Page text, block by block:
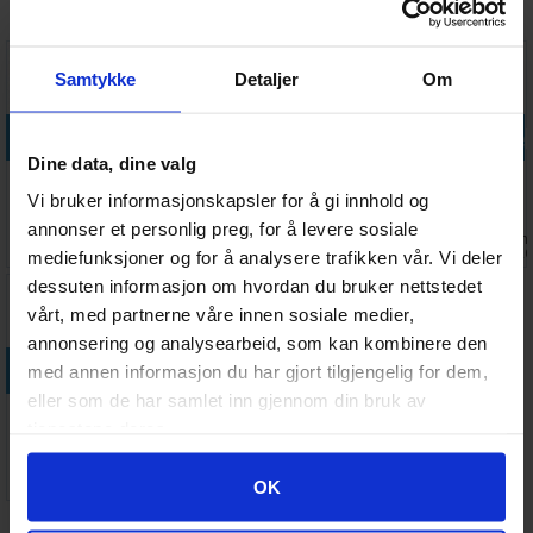
Samtykke Detaljer Om
Dine data, dine valg
Vi bruker informasjonskapsler for å gi innhold og
annonser et personlig preg, for å levere sosiale
mediefunksjoner og for å analysere trafikken vår. Vi deler
dessuten informasjon om hvordan du bruker nettstedet
vårt, med partnerne våre innen sosiale medier,
annonsering og analysearbeid, som kan kombinere den
med annen informasjon du har gjort tilgjengelig for dem,
eller som de har samlet inn gjennom din bruk av
Googles retningslinjer for personvern
OK
Mansions of
Madness
Streets of
Arkham
Ventes inn
30.09.2026
Mansions of
Madness Path
of the
Serpent
Antall på
lager:1
Madness
Beyond the
Threshold
Ventes inn
30.09.2026
Twilight
448,- Ventes inn
30.09.2026
Legg i handlekurven
Mansions of
Pack